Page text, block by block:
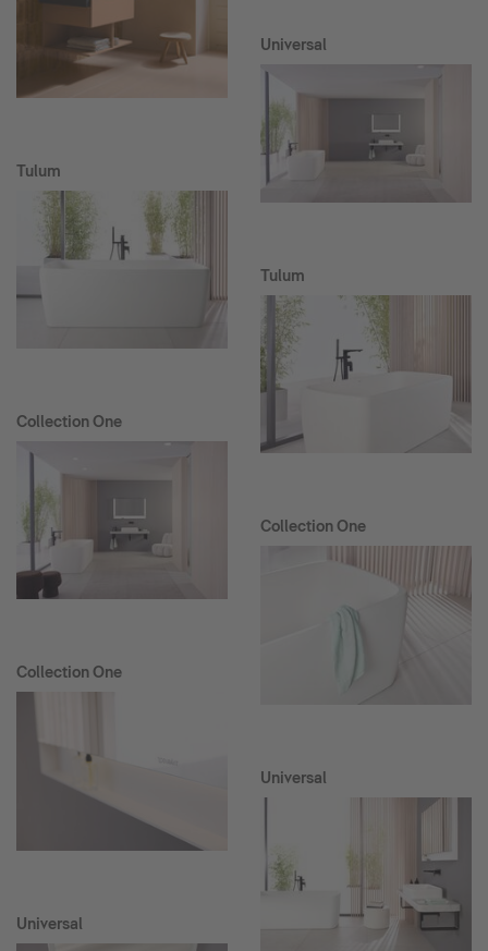
Tulum
Collection One
Collection One
Universal
Universal
Tulum
Collection One
Universal